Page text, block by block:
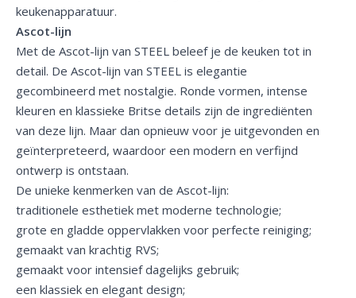
keukenapparatuur.
Ascot-lijn
Met de Ascot-lijn van STEEL beleef je de keuken tot in
detail. De Ascot-lijn van STEEL is elegantie
gecombineerd met nostalgie. Ronde vormen, intense
kleuren en klassieke Britse details zijn de ingrediënten
van deze lijn. Maar dan opnieuw voor je uitgevonden en
geïnterpreteerd, waardoor een modern en verfijnd
ontwerp is ontstaan.
De unieke kenmerken van de Ascot-lijn:
traditionele esthetiek met moderne technologie;
grote en gladde oppervlakken voor perfecte reiniging;
gemaakt van krachtig RVS;
gemaakt voor intensief dagelijks gebruik;
een klassiek en elegant design;